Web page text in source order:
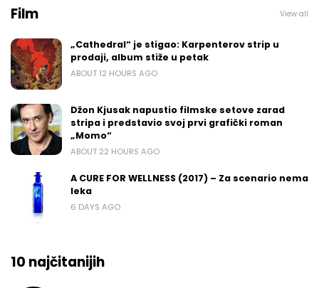
Film View all
„Cathedral“ je stigao: Karpenterov strip u
prodaji, album stiže u petak
ABOUT 12 HOURS AGO
Džon Kjusak napustio filmske setove zarad
stripa i predstavio svoj prvi grafički roman
„Momo“
ABOUT 22 HOURS AGO
A CURE FOR WELLNESS (2017) – Za scenario nema
leka
6 DAYS AGO
10 najčitanijih